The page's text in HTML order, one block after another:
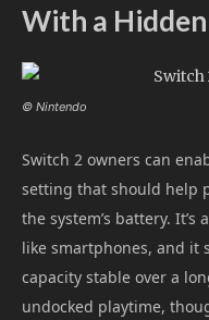
With a
© Nintendo
Switch 2 owners can
setting that should help
the system’s battery.
like smartphones, and it
capacity stable over a
undocked playtime,